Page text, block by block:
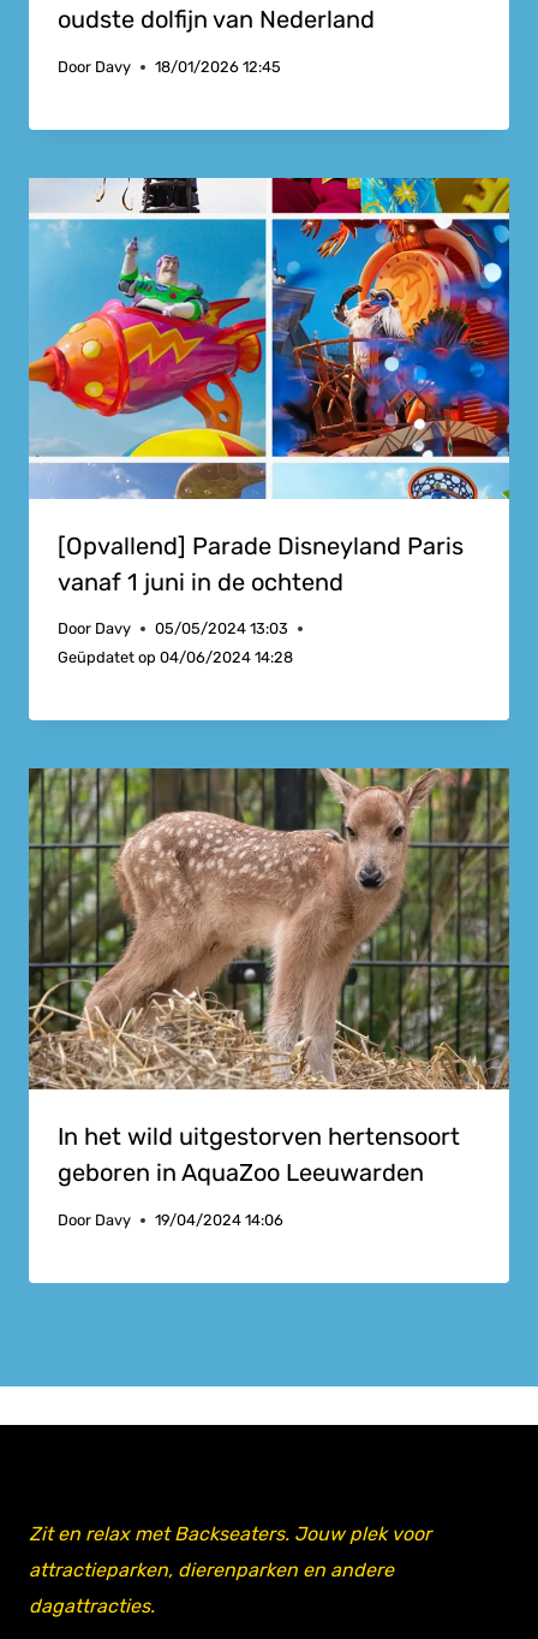
oudste dolfijn van Nederland
Door Davy 18/01/2026 12:45
[Opvallend] Parade Disneyland Paris
vanaf 1 juni in de ochtend
Door Davy
05/05/2024 13:03
Geüpdatet op 04/06/2024 14:28
In het wild uitgestorven hertensoort
geboren in AquaZoo Leeuwarden
Door Davy 19/04/2024 14:06
Zit en relax met Backseaters. Jouw plek voor
attractieparken, dierenparken en andere
dagattracties.